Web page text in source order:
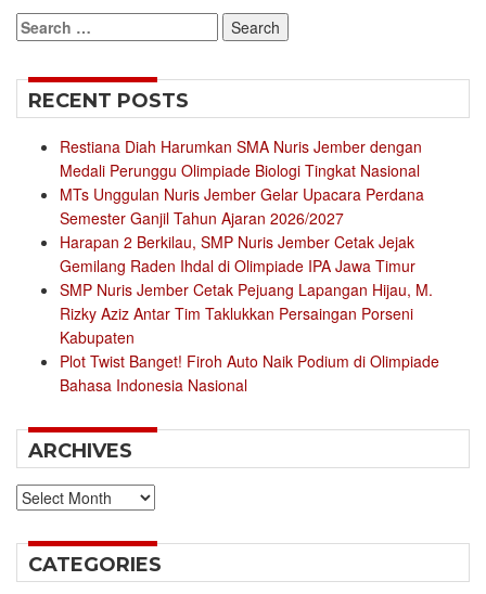
Search
for:
RECENT POSTS
Restiana Diah Harumkan SMA Nuris Jember dengan
Medali Perunggu Olimpiade Biologi Tingkat Nasional
MTs Unggulan Nuris Jember Gelar Upacara Perdana
Semester Ganjil Tahun Ajaran 2026/2027
Harapan 2 Berkilau, SMP Nuris Jember Cetak Jejak
Gemilang Raden Ihdal di Olimpiade IPA Jawa Timur
SMP Nuris Jember Cetak Pejuang Lapangan Hijau, M.
Rizky Aziz Antar Tim Taklukkan Persaingan Porseni
Kabupaten
Plot Twist Banget! Firoh Auto Naik Podium di Olimpiade
Bahasa Indonesia Nasional
ARCHIVES
Archives
CATEGORIES